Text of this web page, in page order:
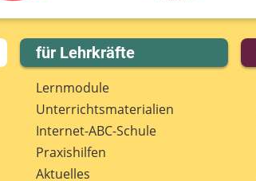
für Lehrkräfte
Lernmodule
Unterrichts­materialien
Internet-ABC-Schule
Praxishilfen
Aktuelles